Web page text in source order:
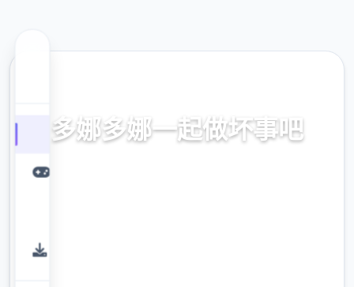
多娜多娜一起做坏事吧
官方中文，中文下载，中文入口，官网入口，